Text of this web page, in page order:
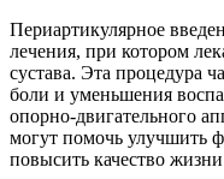
Периартикулярное
лечения, при котором
сустава. Эта процедура
боли и уменьшения
опорно-двигательного
могут помочь улучшить
повысить качество